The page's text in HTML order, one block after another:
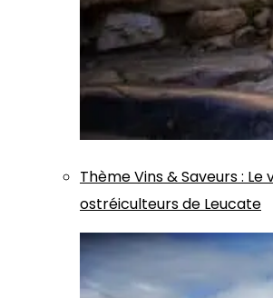
ThèmeVins & Saveurs: Le
ostréiculteurs de Leucate